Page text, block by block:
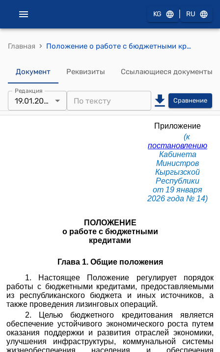
KG RU
Главная › Положение о работе с бюджетными кредитами (Приложение к постановлению Кабинета Министров КР от 19 января 2026 года № 14)
Документ Реквизиты Ссылающиеся документы
Редакция
19.01.2026 Сравнение